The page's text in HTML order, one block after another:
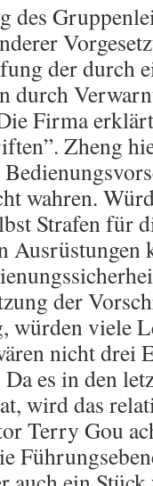
des
der durch
durch
Firma
Zheng
wahren.
Strafen für
Ausrüstungen
der
würden viele
nicht drei
es in den
wird das
Terry Gou